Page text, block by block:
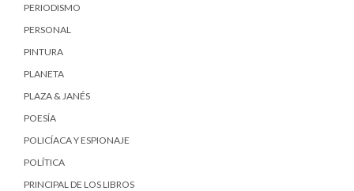
PERIODISMO
PERSONAL
PINTURA
PLANETA
PLAZA & JANÉS
POESÍA
POLICÍACA Y ESPIONAJE
POLÍTICA
PRINCIPAL DE LOS LIBROS